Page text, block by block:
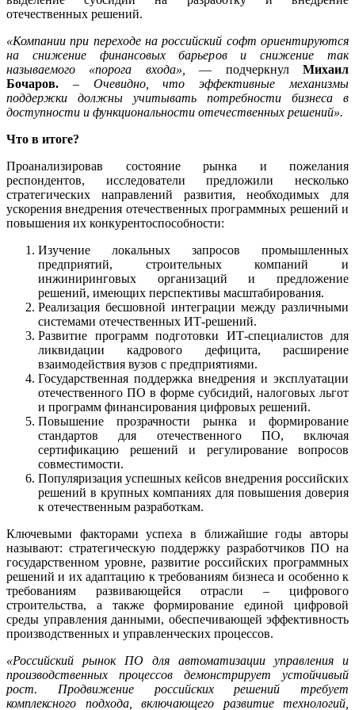
отечественных решений.
«Компании при переходе на российский софт ориентируются
на снижение финансовых барьеров и снижение так
называемого «порога входа»,
— подчеркнулМихаил
Бочаров. – Очевидно, что эффективные механизмы
поддержки должны учитывать потребности бизнеса в
доступности и функциональности отечественных решений».
Что в итоге?
Проанализировав состояние рынка и пожелания
респондентов, исследователи предложили несколько
стратегических направлений развития, необходимых для
ускорения внедрения отечественных программных решений и
повышения их конкурентоспособности:
Изучение локальных запросов промышленных
предприятий, строительных компаний и
инжиниринговых организаций и предложение
решений, имеющих перспективы масштабирования.
Реализация бесшовной интеграции между различными
системами отечественных ИТ-решений.
Развитие программ подготовки ИТ-специалистов для
ликвидации кадрового дефицита, расширение
взаимодействия вузов с предприятиями.
Государственная поддержка внедрения и эксплуатации
отечественного ПО в форме субсидий, налоговых льгот
и программ финансирования цифровых решений.
Повышение прозрачности рынка и формирование
стандартов для отечественного ПО, включая
сертификацию решений и регулирование вопросов
совместимости.
Популяризация успешных кейсов внедрения российских
решений в крупных компаниях для повышения доверия
к отечественным разработкам.
Ключевыми факторами успеха в ближайшие годы авторы
называют: стратегическую поддержку разработчиков ПО на
государственном уровне, развитие российских программных
решений и их адаптацию к требованиям бизнеса и особенно к
требованиям развивающейся отрасли – цифрового
строительства, а также формирование единой цифровой
среды управления данными, обеспечивающей эффективность
производственных и управленческих процессов.
«Российский рынок ПО для автоматизации управления и
производственных процессов демонстрирует устойчивый
рост. Продвижение российских решений требует
комплексного подхода, включающего развитие технологий,